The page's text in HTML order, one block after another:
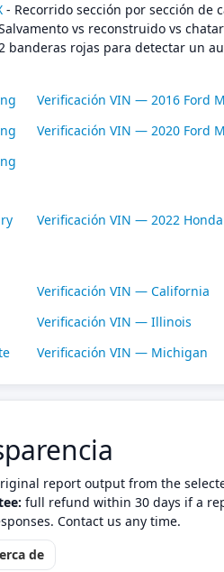
- Recorrido sección por sección de
vs reconstruido vs
banderas rojas para detectar un
Verificación VIN — 2016 Ford
Verificación VIN — 2020 Ford
Verificación VIN — 2022
Verificación VIN — California
Verificación VIN — Illinois
Verificación VIN — Michigan
report output from the
full refund within 30 days if a
Contact us any time.
de